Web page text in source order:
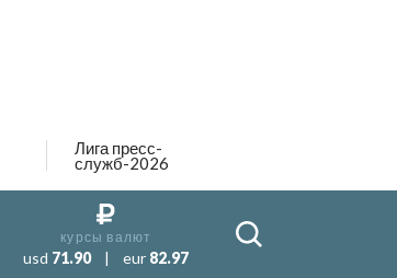
Лига пресс-
служб-2026
курсы валют
usd 71.90 | eur 82.97